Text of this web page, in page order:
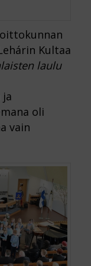
Kultaa
laulu
oli
vain